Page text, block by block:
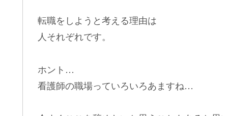
転職をしようと考える理由は
人それぞれです。
ホント…
看護師の職場っていろいろあますね…